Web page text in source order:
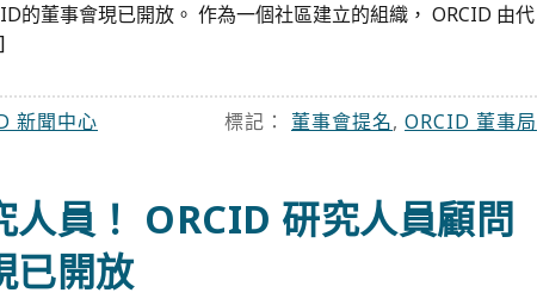
的董事會現已開放。 作為一個社區建立的組織， ORCID 由代
新聞中心 標記： 董事會提名, ORCID 董事局
人員！ ORCID 研究人員顧問
已開放